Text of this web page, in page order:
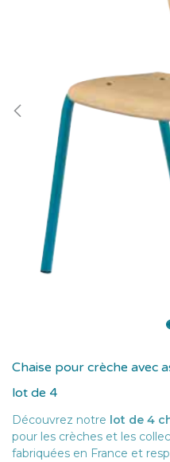
Chaise pour crèche avec
lot de 4
Découvrez notre lot de 4
pour les crèches et les
fabriquées en France et